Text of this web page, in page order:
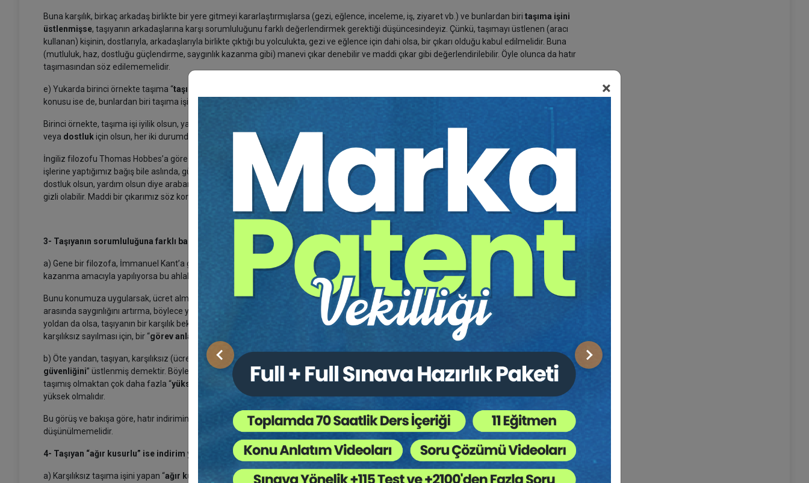
×
Önceki Sonraki
Buna karşılık, birkaç arkadaş birlikte bir yere gitmeyi kararlaştırmışlarsa (gezi, eğlence, inceleme, iş, ziyaret vb.) ve bunlardan biri taşıma işini
üstlenmişse, taşıyanın arkadaşlarına karşı sorumluluğunu farklı değerlendirmek gerektiği düşüncesindeyiz. Çünkü, taşımayı üstlenen (aracı
kullanan) kişinin, dostlarıyla, arkadaşlarıyla birlikte çıktığı bu yolculukta, gezi ve eğlence için dahi olsa, bir çıkarı olduğu kabul edilmelidir. Buna
(mutluluk, haz, dostluğu güçlendirme, saygınlık kazanma gibi) manevi çıkar denebilir ve maddi çıkar gibi değerlendirilebilir. Öyle olunca da hatır
taşımasından söz edilememelidir.
e) Yukarda birinci örnekte taşıma “taşınanın isteğiyle
konusu ise de, bunlardan biri taşıma işini üstlenmiş olmakla, taşıma “
Birinci örnekte, taşıma işi iyilik olsun, yardım olsun diye yapılmakta; ikinci örnekte dostluk, arkadaşlık, manevi haz söz konusu olmaktadır.
İyilik
veya dostlukiçin olsun, her iki durumda da taşıyanın (dolaylı) bir umarı, bir beklentisi olduğunu söyleyebilir miyiz?
İngiliz filozofu Thomas Hobbes’a göre yaptığımız her eylem, görünürde iyi ve özgeçili olsa bile, aslında kendimize hizmet eder. Dolayısıyla hayır
işlerine yaptığımız bağış bile aslında, gücümüzden keyif almamız için bir araçtır. Hobbes’un bu sözüne dayanarak diyebiliriz ki, iyilik olsun,
dostluk olsun, yardım olsun diye arabamıza alıp taşıdığımız kişinin bir gün bize de bir yardım ve hizmette bulunacağı beklentimiz, bilinç altında
gizli olabilir. Maddi bir çıkarımız söz konusu olmasa bile manevi yönden bize verdiği haz da taşımanın karşılıksız olmadığının kanıtı sayılmalıdır.
3- Taşıyanın sorumluluğuna farklı bakış
a) Gene bir filozofa, İmmanuel Kant’a göre, bir eylem “ görev anlayışı
” ile değil de, duygusal bir nedenle, iyilik yapma, dostluk ve saygınlık
kazanma amacıyla yapılıyorsa bu ahlaki bir eylem değildir.
Bunu konumuza uygularsak, ücret almadan taşıma işini üstlenen kişi, iyilik yapma, yardımda bulunma, dostluk kazanma veya arkadaşları
arasında saygınlığını artırma, böylece yaptığı işten haz duyma amacıyla taşıma işini yapıyorsa, bütün bunlar ahlaki bir davranış olmayıp, dolaylı
yoldan da olsa, taşıyanın bir karşılık beklentisi, bir yarar ve çıkar umudu içinde olduğu kabul edilmelidir. Eylemin (taşıma işinin) ahlaki ve
karşılıksız sayılması için, bir “görev anlayışı
b) Öte yandan, taşıyan, karşılıksız (ücret almadan), bir dostunu, arkadaşını, komşusunu veya herhangi bir kişiyi aracına almışsa, onların “
can
güvenliğini” üstlenmiş demektir. Böyle bir durumda, Kant’ın ahlak anlayışına göre, taşıyanın bir “görev” bilinciyle hareket etmesi; ücret karşılığı
taşımış olmaktan çok daha fazla “yüksek özen
” göstermesi gerekir. Hele taşınan kişi yakın arkadaşı, can dostu ise, bu özenin dozu çok daha
yüksek olmalıdır.
Bu görüş ve bakışa göre, hatır indiriminin, çok özel koşullar dışında, söz konusu olmaması gerekir. Hele, taşıyan “ ağır kusurlu” ise, indirim hiç
düşünülmemelidir.
4- Taşıyan “ağır kusurlu” ise indirim yapılmamalıdır
a) Karşılıksız taşıma işini yapan “ağır kusurlu
” ise, örneğin, herhangi bir dış etken, hava ve yol koşulları, karşı araç sürücüsünün kusurlu eylemi